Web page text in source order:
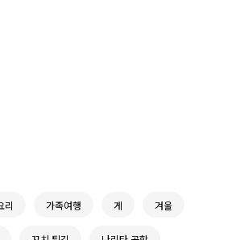
리 가족여행 게 겨울